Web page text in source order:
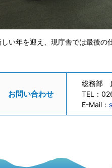
い年を迎え、現庁舎では最後の
お問い合わせ
総務部
TEL：
E-Mail：